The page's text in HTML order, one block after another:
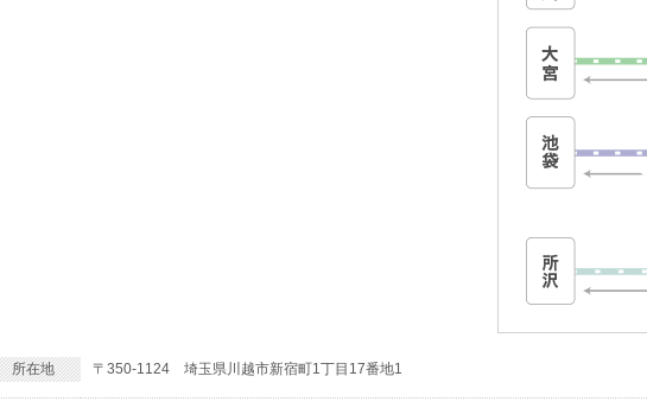
所在地 〒350-1124 埼玉県川越市新宿町1丁目17番地1